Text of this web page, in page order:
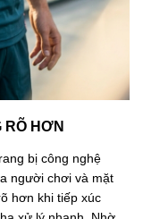
RÕ HƠN
bị công nghệ
người chơi và mặt
hơn khi tiếp xúc